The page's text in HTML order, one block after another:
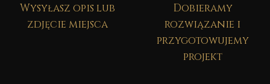
Wysyłasz opis lub
zdjęcie miejsca
Dobieramy
rozwiązanie i
przygotowujemy
projekt